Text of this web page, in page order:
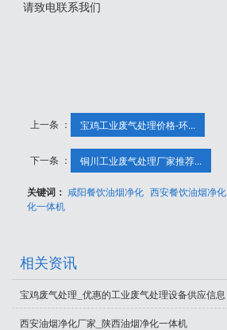
请致电联系我们
上一条 ： 宝鸡工业废气处理价格-环...
下一条 ： 铜川工业废气处理厂家推荐...
关键词： 咸阳餐饮油烟净化 西安餐饮油烟净化
化一体机
相关资讯
宝鸡废气处理_优惠的工业废气处理设备供应信息
西安油烟净化厂家_陕西油烟净化一体机